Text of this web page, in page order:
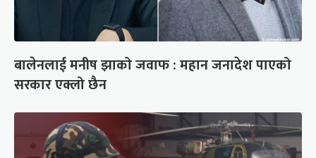
बालेनलाई मनीष झाको जवाफ : महान जनादेश पाएको
सरकार एक्लो छैन